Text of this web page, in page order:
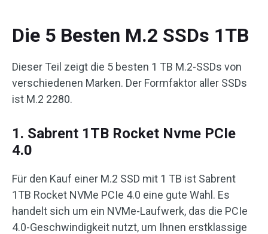
Die 5 Besten M.2 SSDs 1TB
Dieser Teil zeigt die 5 besten 1 TB M.2-SSDs von
verschiedenen Marken. Der Formfaktor aller SSDs
ist M.2 2280.
1. Sabrent 1TB Rocket Nvme PCIe
4.0
Für den Kauf einer M.2 SSD mit 1 TB ist Sabrent
1TB Rocket NVMe PCIe 4.0 eine gute Wahl. Es
handelt sich um ein NVMe-Laufwerk, das die PCIe
4.0-Geschwindigkeit nutzt, um Ihnen erstklassige